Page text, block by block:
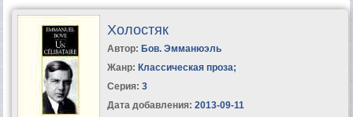
Холостяк
Автор: Бов. Эмманюэль
Жанр: Классическая проза;
Серия: 3
Дата добавления: 2013-09-11